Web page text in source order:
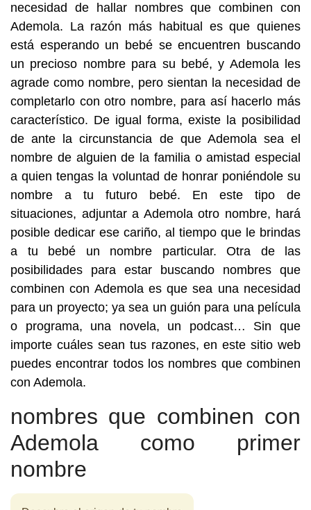
necesidad de hallar nombres que combinen con
Ademola. La razón más habitual es que quienes
está esperando un bebé se encuentren buscando
un precioso nombre para su bebé, y Ademola les
agrade como nombre, pero sientan la necesidad de
completarlo con otro nombre, para así hacerlo más
característico. De igual forma, existe la posibilidad
de ante la circunstancia de que Ademola sea el
nombre de alguien de la familia o amistad especial
a quien tengas la voluntad de honrar poniéndole su
nombre a tu futuro bebé. En este tipo de
situaciones, adjuntar a Ademola otro nombre, hará
posible dedicar ese cariño, al tiempo que le brindas
a tu bebé un nombre particular. Otra de las
posibilidades para estar buscando nombres que
combinen con Ademola es que sea una necesidad
para un proyecto; ya sea un guión para una película
o programa, una novela, un podcast… Sin que
importe cuáles sean tus razones, en este sitio web
puedes encontrar todos los nombres que combinen
con Ademola.
nombres que combinen con
Ademola como primer
nombre